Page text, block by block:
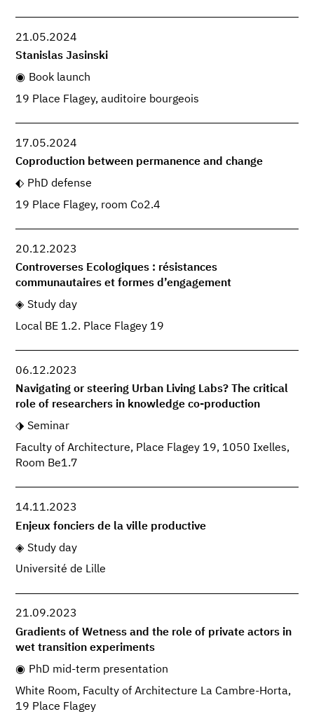
21.05.2024
Stanislas Jasinski
Book launch
19 Place Flagey, auditoire bourgeois
17.05.2024
Coproduction between permanence and change
PhD defense
19 Place Flagey, room Co2.4
20.12.2023
Controverses Ecologiques : résistances
communautaires et formes d’engagement
Study day
Local BE 1.2. Place Flagey 19
06.12.2023
Navigating or steering Urban Living Labs? The critical
role of researchers in knowledge co-production
Seminar
Faculty of Architecture, Place Flagey 19, 1050 Ixelles,
Room Be1.7
14.11.2023
Enjeux fonciers de la ville productive
Study day
Université de Lille
21.09.2023
Gradients of Wetness and the role of private actors in
wet transition experiments
PhD mid-term presentation
White Room, Faculty of Architecture La Cambre-Horta,
19 Place Flagey